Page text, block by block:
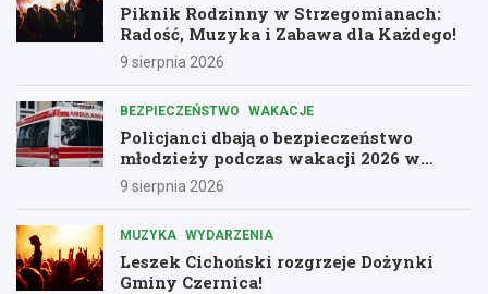
Piknik Rodzinny w Strzegomianach:
Radość, Muzyka i Zabawa dla Każdego!
9 sierpnia 2026
BEZPIECZEŃSTWO WAKACJE
Policjanci dbają o bezpieczeństwo
młodzieży podczas wakacji 2026 w
Dolnośląskiem
9 sierpnia 2026
MUZYKA WYDARZENIA
Leszek Cichoński rozgrzeje Dożynki
Gminy Czernica!